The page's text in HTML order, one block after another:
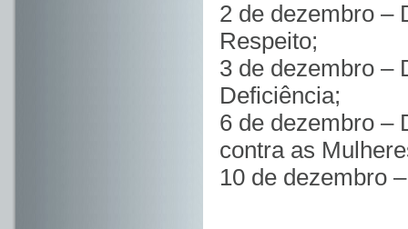
2 de dezembro –
Respeito;
3 de dezembro –
Deficiência;
6 de dezembro –
contra as
10 de dezembro